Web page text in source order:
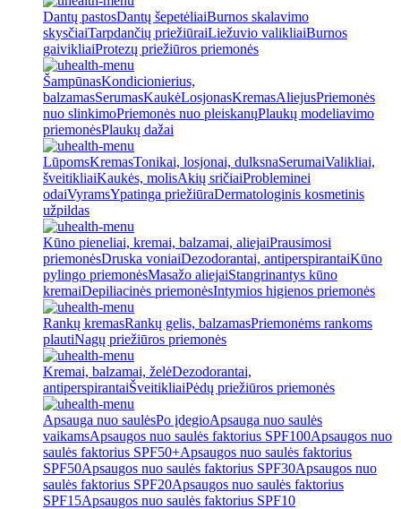
Dantų pastosDantų šepetėliaiBurnos skalavimo
skysčiaiTarpdančių priežiūraiLiežuvio valikliaiBurnos
gaivikliaiProtezų priežiūros priemonės
ŠampūnasKondicionierius,
balzamasSerumasKaukėLosjonasKremasAliejusPriemonės
nuo slinkimoPriemonės nuo pleiskanųPlaukų modeliavimo
priemonėsPlaukų dažai
LūpomsKremasTonikai, losjonai, dulksnaSerumaiValikliai,
šveitikliaiKaukės, molisAkių sričiaiProbleminei
odaiVyramsYpatinga priežiūraDermatologinis kosmetinis
užpildas
Kūno pieneliai, kremai, balzamai, aliejaiPrausimosi
priemonėsDruska voniaiDezodorantai, antiperspirantaiKūno
pylingo priemonėsMasažo aliejaiStangrinantys kūno
kremaiDepiliacinės priemonėsIntymios higienos priemonės
Rankų kremasRankų gelis, balzamasPriemonėms rankoms
plautiNagų priežiūros priemonės
Kremai, balzamai, želėDezodorantai,
antiperspirantaiŠveitikliaiPėdų priežiūros priemonės
Apsauga nuo saulėsPo įdegioApsauga nuo saulės
vaikamsApsaugos nuo saulės faktorius SPF100Apsaugos nuo
saulės faktorius SPF50+Apsaugos nuo saulės faktorius
SPF50Apsaugos nuo saulės faktorius SPF30Apsaugos nuo
saulės faktorius SPF20Apsaugos nuo saulės faktorius
SPF15Apsaugos nuo saulės faktorius SPF10